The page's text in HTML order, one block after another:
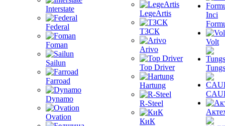
Interstate
Federal
Foman
Sailun
Farroad
Dynamo
Ovation
LegeArtis
ТЗСК
Arivo
Top Driver
Hartung
R-Steel
КиК
Inci
Volt